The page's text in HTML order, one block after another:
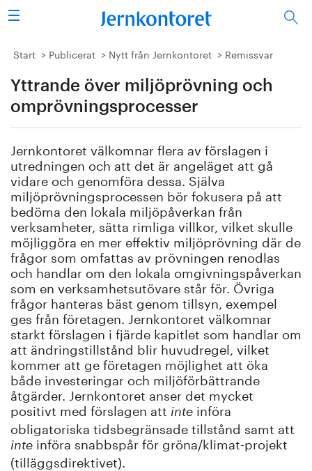
Sök
Stålindustrin
Vision 2050
Energi/miljö
Vi tycker
Publicerat
Bildbank
Om oss
Start Publicerat Nytt från Jernkontoret Remissvar
Yttrande över miljöprövning och
omprövningsprocesser
Jernkontoret välkomnar flera av förslagen i
utredningen och att det är angeläget att gå
vidare och genomföra dessa. Själva
miljöprövningsprocessen bör fokusera på att
bedöma den lokala miljöpåverkan från
verksamheter, sätta rimliga villkor, vilket skulle
möjliggöra en mer effektiv miljöprövning där de
frågor som omfattas av prövningen renodlas
och handlar om den lokala omgivningspåverkan
som en verksamhetsutövare står för. Övriga
frågor hanteras bäst genom tillsyn, exempel
ges från företagen. Jernkontoret välkomnar
starkt förslagen i fjärde kapitlet som handlar om
att ändringstillstånd blir huvudregel, vilket
kommer att ge företagen möjlighet att öka
både investeringar och miljöförbättrande
åtgärder. Jernkontoret anser det mycket
positivt med förslagen att inte införa
obligatoriska tidsbegränsade tillstånd samt att
inteinföra snabbspår för gröna/klimat-projekt
(tilläggsdirektivet).